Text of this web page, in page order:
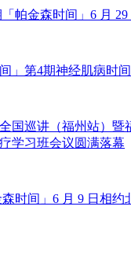
帕金森时间」6 月
间」第4期神经肌病时
国巡讲（福州站）暨
学习班会议圆满落幕
时间」6 月 9 日相约